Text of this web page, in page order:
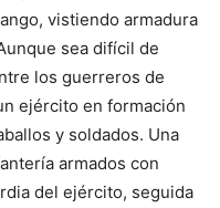
vistiendo armadura
sea difícil de
los guerreros de
ejército en formación
y soldados. Una
armados con
del ejército, seguida